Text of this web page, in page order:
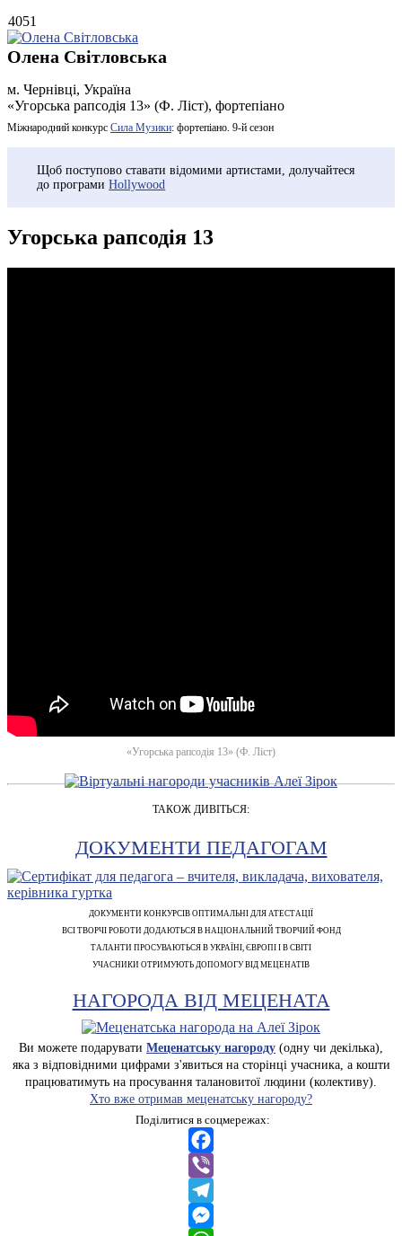
4051
Олена Світловська
м. Чернівці, Україна
«Угорська рапсодія 13» (Ф. Ліст), фортепіано
Міжнародний конкурс Сила Музики: фортепіано. 9-й сезон
Щоб поступово ставати відомими артистами, долучайтеся
до програмиHollywood
Угорська рапсодія 13
«Угорська рапсодія 13» (Ф. Ліст)
ТАКОЖ ДИВІТЬСЯ:
ДОКУМЕНТИ ПЕДАГОГАМ
ДОКУМЕНТИ КОНКУРСІВ ОПТИМАЛЬНІ ДЛЯ АТЕСТАЦІЇ
ВСІ ТВОРЧІ РОБОТИ ДОДАЮТЬСЯ В НАЦІОНАЛЬНИЙ ТВОРЧИЙ ФОНД
ТАЛАНТИ ПРОСУВАЮТЬСЯ В УКРАЇНІ, ЄВРОПІ І В СВІТІ
УЧАСНИКИ ОТРИМУЮТЬ ДОПОМОГУ ВІД МЕЦЕНАТІВ
НАГОРОДА ВІД МЕЦЕНАТА
Ви можете подарувати Меценатську нагороду (одну чи декілька),
яка з відповідними цифрами з'явиться на сторінці учасника, а кошти
працюватимуть на просування талановитої людини (колективу).
Хто вже отримав меценатську нагороду?
Поділитися в соцмережах:
Facebook
Viber
Telegram